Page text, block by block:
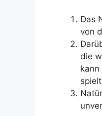
Das
von
die